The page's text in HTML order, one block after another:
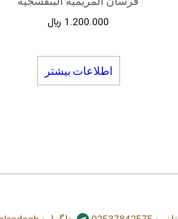
1.200.000 ﷼
اطلاعات بیشتر